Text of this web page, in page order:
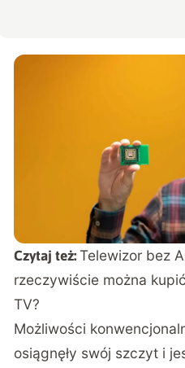
Czytaj też: Telewizor bez
rzeczywiście można
TV?
Możliwości
osiągnęły swój szczyt i